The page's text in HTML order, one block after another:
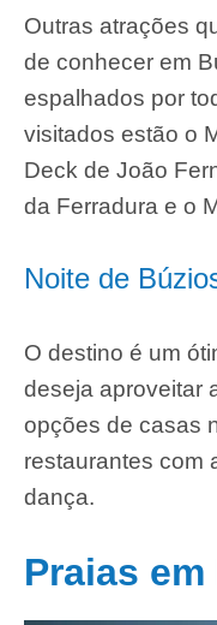
Outras atrações
de conhecer em
espalhados por
visitados estão o
Deck de João
da Ferradura e o
Noite de
O destino é um
deseja aproveitar
opções de casas
restaurantes com
dança.
Praias